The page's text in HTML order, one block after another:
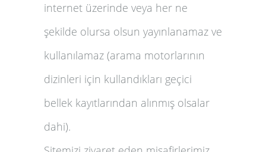
internet üzerinde veya her ne
şekilde olursa olsun yayınlanamaz ve
kullanılamaz (arama motorlarının
dizinleri için kullandıkları geçici
bellek kayıtlarından alınmış olsalar
dahi).